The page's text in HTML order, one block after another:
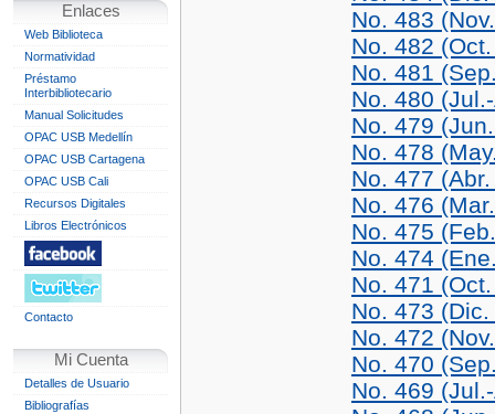
Enlaces
Web Biblioteca
Normatividad
Préstamo
Interbibliotecario
Manual Solicitudes
OPAC USB Medellín
OPAC USB Cartagena
OPAC USB Cali
Recursos Digitales
Libros Electrónicos
Contacto
Mi Cuenta
Detalles de Usuario
Bibliografías
No. 483
No. 482
No. 481
No. 480
No. 479
No. 478
No. 477
No. 476
No. 475
No. 474
No. 471
No. 473
No. 472
No. 470
No. 469